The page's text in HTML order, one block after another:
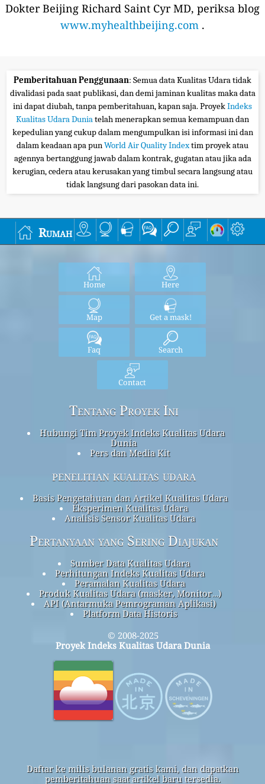
Dokter Beijing Richard Saint Cyr MD, periksa blog
www.myhealthbeijing.com .
Pemberitahuan Penggunaan: Semua data Kualitas Udara tidak
divalidasi pada saat publikasi, dan demi jaminan kualitas maka data
ini dapat diubah, tanpa pemberitahuan, kapan saja. ProyekIndeks
Kualitas Udara Duniatelah menerapkan semua kemampuan dan
kepedulian yang cukup dalam mengumpulkan isi informasi ini dan
dalam keadaan apa punWorld Air Quality Indextim proyek atau
agennya bertanggung jawab dalam kontrak, gugatan atau jika ada
kerugian, cedera atau kerusakan yang timbul secara langsung atau
tidak langsung dari pasokan data ini.
Rumah
Home Here
Map Get a mask!
Faq Search
Contact
Tentang Proyek Ini
Hubungi Tim Proyek Indeks Kualitas Udara
Dunia
Pers dan Media Kit
penelitian kualitas udara
Basis Pengetahuan dan Artikel Kualitas Udara
Eksperimen Kualitas Udara
Analisis Sensor Kualitas Udara
Pertanyaan yang Sering Diajukan
Sumber Data Kualitas Udara
Perhitungan Indeks Kualitas Udara
Peramalan Kualitas Udara
Produk Kualitas Udara (masker, Monitor…)
API (Antarmuka Pemrograman Aplikasi)
Platform Data Historis
© 2008-2025
Proyek Indeks Kualitas Udara Dunia
Daftar ke milis bulanan gratis kami, dan dapatkan
pemberitahuan saat artikel baru tersedia.